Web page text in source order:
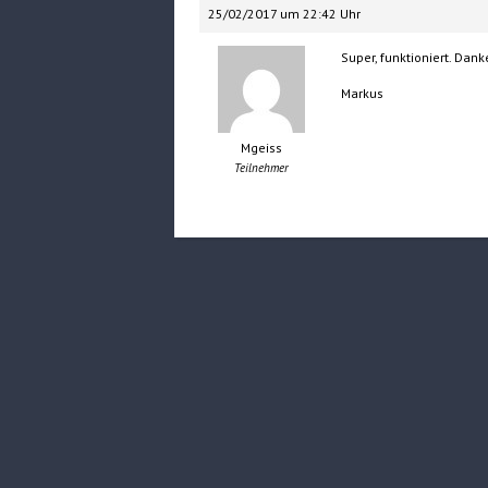
25/02/2017 um 22:42 Uhr
Mgeiss
Teilnehmer
Super, funktioniert.
Markus